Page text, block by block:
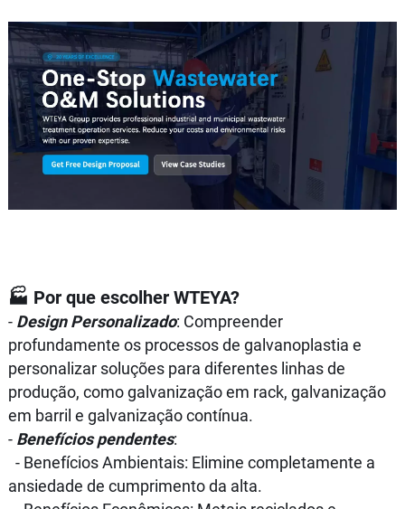
🏭 Por que escolher WTEYA?
- Design Personalizado: Compreender
profundamente os processos de galvanoplastia e
personalizar soluções para diferentes linhas de
produção, como galvanização em rack, galvanização
em barril e galvanização contínua.
- Benefícios pendentes:
- Benefícios Ambientais: Elimine completamente a
ansiedade de cumprimento da alta.